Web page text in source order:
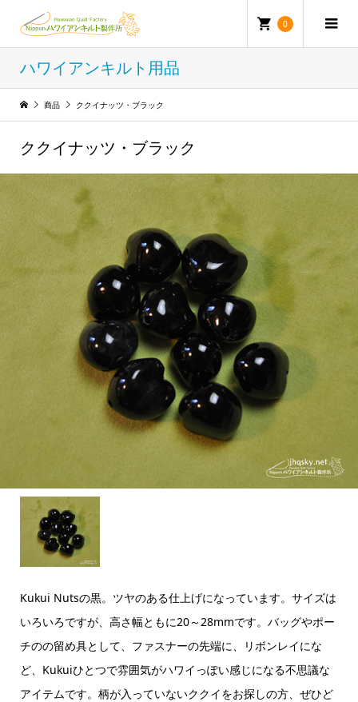
0
ハワイアンキルト用品
商品 ククイナッツ・ブラック
ククイナッツ・ブラック
Kukui Nutsの黒。ツヤのある仕上げになっています。サイズは
いろいろですが、高さ幅ともに20～28mmです。バッグやポー
チのの留め具として、ファスナーの先端に、リボンレイにな
ど、Kukuiひとつで雰囲気がハワイっぽい感じになる不思議な
アイテムです。柄が入っていないククイをお探しの方、ぜひど